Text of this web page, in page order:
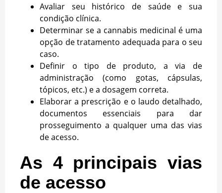
Avaliar seu histórico de saúde e sua
condição clínica.
Determinar se a cannabis medicinal é uma
opção de tratamento adequada para o seu
caso.
Definir o tipo de produto, a via de
administração (como gotas, cápsulas,
tópicos, etc.) e a dosagem correta.
Elaborar a prescrição e o laudo detalhado,
documentos essenciais para dar
prosseguimento a qualquer uma das vias
de acesso.
As 4 principais vias
de acesso